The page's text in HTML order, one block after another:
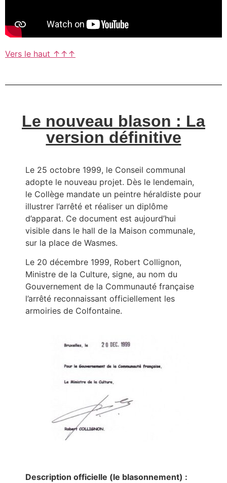
Vers le haut ↑↑↑
Le nouveau blason : La
version définitive
Le 25 octobre 1999, le Conseil communal
adopte le nouveau projet. Dès le lendemain,
le Collège mandate un peintre héraldiste pour
illustrer l’arrêté et réaliser un diplôme
d’apparat. Ce document est aujourd’hui
visible dans le hall de la Maison communale,
sur la place de Wasmes.
Le 20 décembre 1999, Robert Collignon,
Ministre de la Culture, signe, au nom du
Gouvernement de la Communauté française
l’arrêté reconnaissant officiellement les
armoiries de Colfontaine.
Description officielle (le blasonnement) :